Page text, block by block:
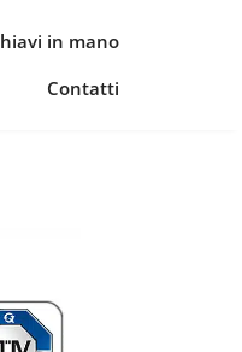
in mano
Contatti